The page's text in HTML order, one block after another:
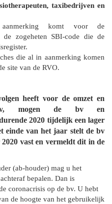
taxibedrijven en
komt voor de
zogeheten SBI-code die de
die al in aanmerking komen
site van de RVO.
heeft voor de omzet en
mogen de bv en
2020 tijdelijk een lager
einde van het jaar stelt de bv
vast en vermeldt dit in de
(ab-houder) mag u het
bepalen. Dan is
coronacrisis op de bv. U hebt
de hoogte van het gebruikelijk